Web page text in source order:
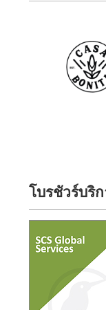
โบรชัวร์บริ